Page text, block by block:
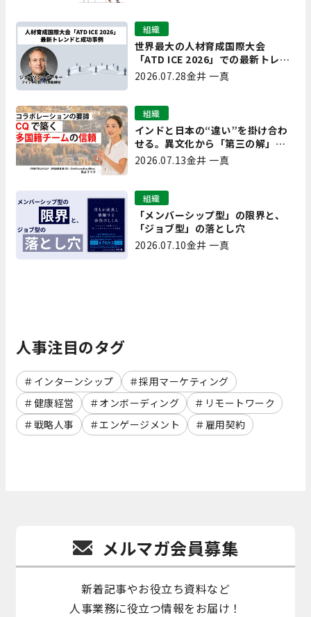
世界最大の人材育成国際大会
「ATD ICE 2026」での最新トレン
ドと成功事例｜「重要で実用的
な、日本にも合う」ホットトピッ
組織
2026.07.28金井 一真
インドと日本の“違い”を掛け合わ
せる。異文化から「第三の解」を
生み出す実践【現場を変えるCQ白
組織
2026.07.13金井 一真
「メンバーシップ型」の限界と、
「ジョブ型」の落とし穴
組織
2026.07.10金井 一真
人事注目のタグ
インターンシップ
採用マーケティング
健康経営
オンボーディング
リモートワーク
戦略人事
エンゲージメント 雇用契約
メルマガ会員募集
新着記事やお役立ち資料など
人事業務に役立つ情報をお届け！